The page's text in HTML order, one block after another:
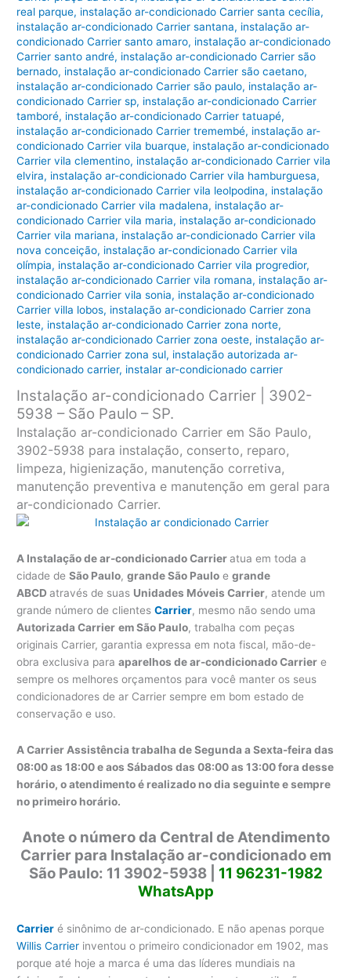
real parque, instalação ar-condicionado Carrier santa cecília,
instalação ar-condicionado Carrier santana, instalação ar-
condicionado Carrier santo amaro, instalação ar-condicionado
Carrier santo andré, instalação ar-condicionado Carrier são
bernado, instalação ar-condicionado Carrier são caetano,
instalação ar-condicionado Carrier são paulo, instalação ar-
condicionado Carrier sp, instalação ar-condicionado Carrier
tamboré, instalação ar-condicionado Carrier tatuapé,
instalação ar-condicionado Carrier tremembé, instalação ar-
condicionado Carrier vila buarque, instalação ar-condicionado
Carrier vila clementino, instalação ar-condicionado Carrier vila
elvira, instalação ar-condicionado Carrier vila hamburguesa,
instalação ar-condicionado Carrier vila leolpodina, instalação
ar-condicionado Carrier vila madalena, instalação ar-
condicionado Carrier vila maria, instalação ar-condicionado
Carrier vila mariana, instalação ar-condicionado Carrier vila
nova conceição, instalação ar-condicionado Carrier vila
olímpia, instalação ar-condicionado Carrier vila progredior,
instalação ar-condicionado Carrier vila romana, instalação ar-
condicionado Carrier vila sonia, instalação ar-condicionado
Carrier villa lobos, instalação ar-condicionado Carrier zona
leste, instalação ar-condicionado Carrier zona norte,
instalação ar-condicionado Carrier zona oeste, instalação ar-
condicionado Carrier zona sul, instalação autorizada ar-
condicionado carrier, instalar ar-condicionado carrier
Instalação ar-condicionado Carrier | 3902-
5938 – São Paulo – SP.
Instalação ar-condicionado Carrier em São Paulo,
3902-5938 para instalação, conserto, reparo,
limpeza, higienização, manutenção corretiva,
manutenção preventiva e manutenção em geral para
ar-condicionado Carrier.
A Instalação de ar-condicionado Carrieratua em toda a
cidade deSão Paulo,grande São Paulo egrande
ABCDatravés de suas Unidades Móveis Carrier, atende um
grande número de clientesCarrier, mesmo não sendo uma
Autorizada Carrier em São Paulo, trabalha com peças
originais Carrier, garantia expressa em nota fiscal, mão-de-
obra exclusiva paraaparelhos de ar-condicionado Carrier e
sempre os melhores orçamentos para você manter os seus
condicionadores de ar Carrier sempre em bom estado de
conservação e uso.
A Carrier Assistência trabalha de Segunda a Sexta-feira das
08:00 as 18:00 e aos Sábados das 08:00 as 13:00 fora desse
horário, o atendimento é realizado no dia seguinte e sempre
no primeiro horário.
Anote o número da Central de Atendimento
Carrier para Instalação ar-condicionado em
São Paulo: 11 3902-5938 | 11 96231-1982
WhatsApp
Carrier é sinônimo de ar-condicionado. E não apenas porque
Willis Carrier inventou o primeiro condicionador em 1902, mas
porque até hoje a marca é uma das líderes mundiais na